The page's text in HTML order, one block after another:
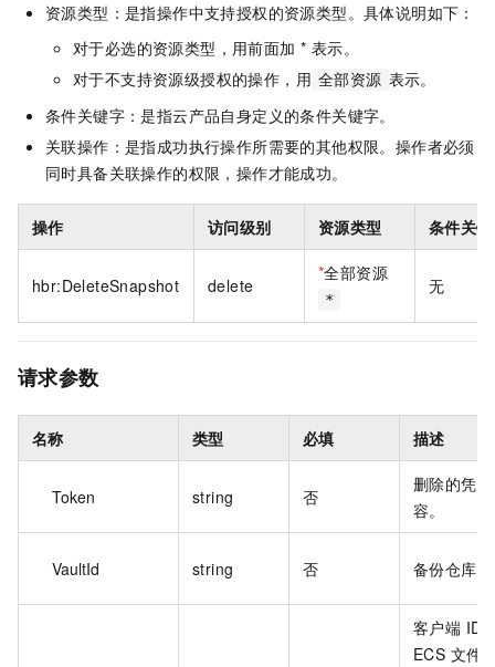
资源类型：是指操作中支持授权的资源类型。具体说明如下：
对于必选的资源类型，用前面加 * 表示。
对于不支持资源级授权的操作，用 全部资源 表示。
条件关键字：是指云产品自身定义的条件关键字。
关联操作：是指成功执行操作所需要的其他权限。操作者必须
同时具备关联操作的权限，操作才能成功。
操作 访问级别 资源类型 条件关
hbr:DeleteSnapshot delete
*全部资源
*
无
请求参数
名称 类型 必填 描述
Token string 否
删除的凭
容。
VaultId string 否 备份仓库
客户端 ID
ECS 文件